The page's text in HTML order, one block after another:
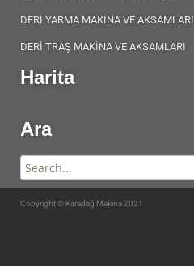
DERI YARMA MAKİNA VE AKSAMLARI
DERİ TRAŞ MAKİNA VE AKSAMLARI
Harita
Ara
Copyright © Karadağ Makina 2021